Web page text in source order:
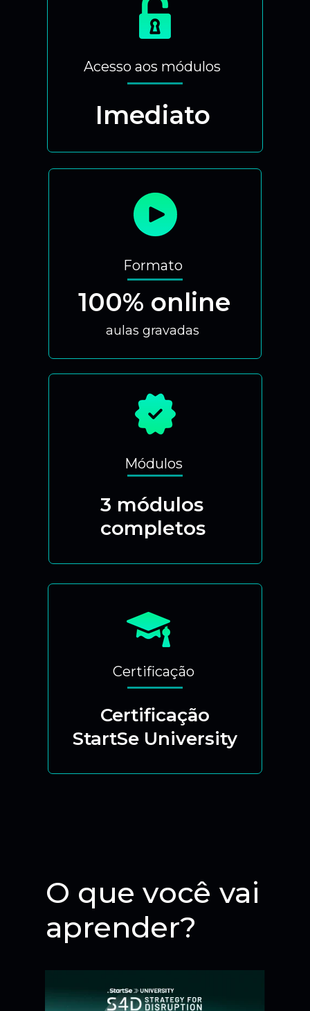
Imediato
Acesso aos módulos
100% online
Formato
aulas gravadas
3 módulos
completos
Módulos
Certificação
StartSe University
Certificação
O que você vai
aprender?